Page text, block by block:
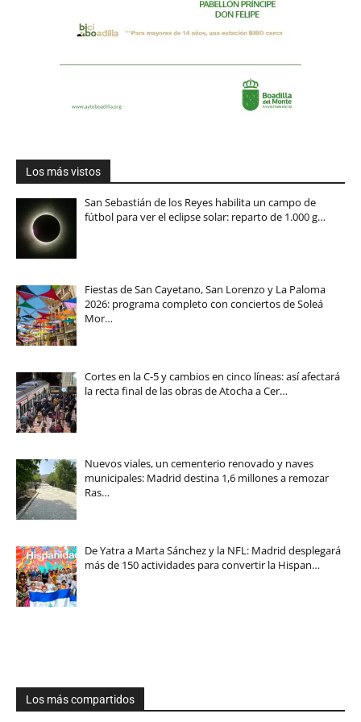
Los más vistos
San Sebastián de los Reyes habilita un campo de
fútbol para ver el eclipse solar: reparto de 1.000 g…
Fiestas de San Cayetano, San Lorenzo y La Paloma
2026: programa completo con conciertos de Soleá
Mor…
Cortes en la C-5 y cambios en cinco líneas: así afectará
la recta final de las obras de Atocha a Cer…
Nuevos viales, un cementerio renovado y naves
municipales: Madrid destina 1,6 millones a remozar
Ras…
De Yatra a Marta Sánchez y la NFL: Madrid desplegará
más de 150 actividades para convertir la Hispan…
Los más compartidos